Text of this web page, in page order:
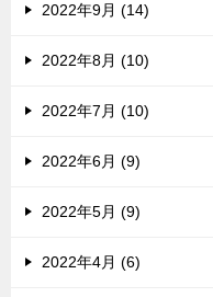
2022年9月 (14)
2022年8月 (10)
2022年7月 (10)
2022年6月 (9)
2022年5月 (9)
2022年4月 (6)